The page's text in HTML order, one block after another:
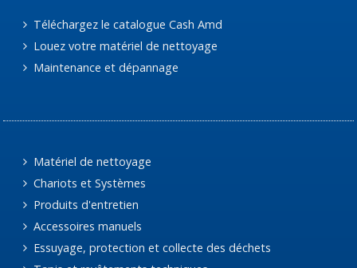
Téléchargez le catalogue Cash Amd
Louez votre matériel de nettoyage
Maintenance et dépannage
Matériel de nettoyage
Chariots et Systèmes
Produits d'entretien
Accessoires manuels
Essuyage, protection et collecte des déchets